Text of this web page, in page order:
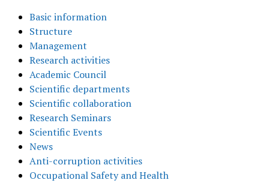
Basic information
Structure
Management
Research activities
Academic Council
Scientific departments
Scientific collaboration
Research Seminars
Scientific Events
News
Anti-corruption activities
Occupational Safety and Health